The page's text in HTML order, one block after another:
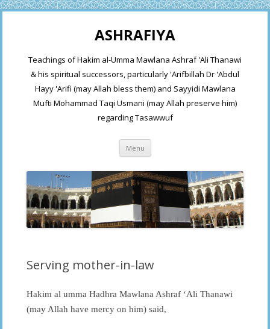
ASHRAFIYA
Teachings of Hakim al-Umma Mawlana Ashraf 'Ali Thanawi
& his spiritual successors, particularly 'Arifbillah Dr 'Abdul
Hayy 'Arifi (may Allah bless them) and Sayyidi Mawlana
Mufti Mohammad Taqi Usmani (may Allah preserve him)
regarding Tasawwuf
Menu Skip
content
Serving mother-in-law
Hakim al umma Hadhra Mawlana Ashraf ‘Ali Thanawi
(may Allah have mercy on him) said,